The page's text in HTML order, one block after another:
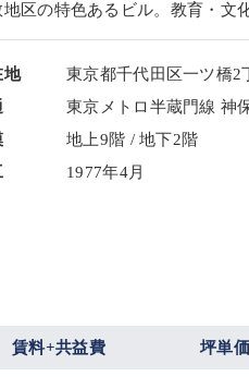
地区の特色あるビル。教育・文
地
東京都千代田区一ツ橋2
東京メトロ半蔵門線 神
地上9階 / 地下2階
1977年4月
賃料+共益費 坪単